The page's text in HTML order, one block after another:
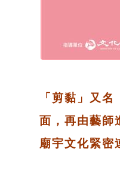
「剪黏」又
面，再由藝師
廟宇文化緊密